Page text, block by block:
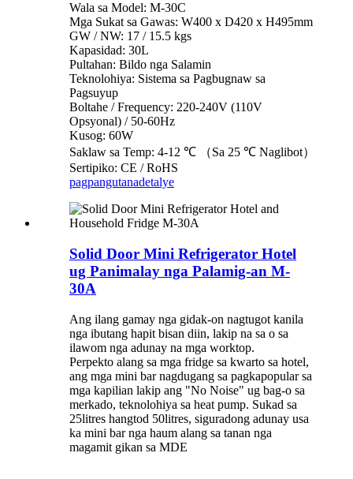
Wala sa Model: M-30C
Mga Sukat sa Gawas: W400 x D420 x H495mm
GW / NW: 17 / 15.5 kgs
Kapasidad: 30L
Pultahan: Bildo nga Salamin
Teknolohiya: Sistema sa Pagbugnaw sa
Pagsuyup
Boltahe / Frequency: 220-240V (110V
Opsyonal) / 50-60Hz
Kusog: 60W
Saklaw sa Temp: 4-12 ℃ （Sa 25 ℃ Naglibot）
Sertipiko: CE / RoHS
pagpangutanadetalye
Solid Door Mini Refrigerator Hotel
ug Panimalay nga Palamig-an M-
30A
Ang ilang gamay nga gidak-on nagtugot kanila
nga ibutang hapit bisan diin, lakip na sa o sa
ilawom nga adunay na mga worktop.
Perpekto alang sa mga fridge sa kwarto sa hotel,
ang mga mini bar nagdugang sa pagkapopular sa
mga kapilian lakip ang "No Noise" ug bag-o sa
merkado, teknolohiya sa heat pump. Sukad sa
25litres hangtod 50litres, siguradong adunay usa
ka mini bar nga haum alang sa tanan nga
magamit gikan sa MDE